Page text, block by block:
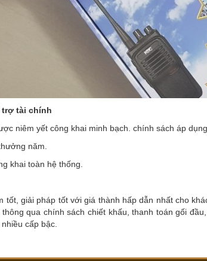
tài chính
niêm yết công khai minh bạch. chính sách áp
năm.
khai toàn hệ thống.
tốt, giải pháp tốt với giá thành hấp dẫn nhất cho
qua chính sách chiết khấu, thanh toán gối
cấp bậc.